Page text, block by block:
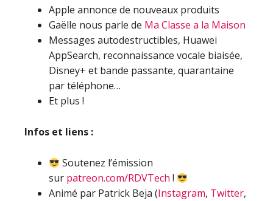
Apple annonce de nouveaux produits
Gaëlle nous parle de Ma Classe a la Maison
Messages autodestructibles, Huawei
AppSearch, reconnaissance vocale biaisée,
Disney+ et bande passante, quarantaine
par téléphone…
Et plus !
Infos et liens :
Soutenez l’émission
sur patreon.com/RDVTech !
Animé par Patrick Beja (Instagram, Twitter,